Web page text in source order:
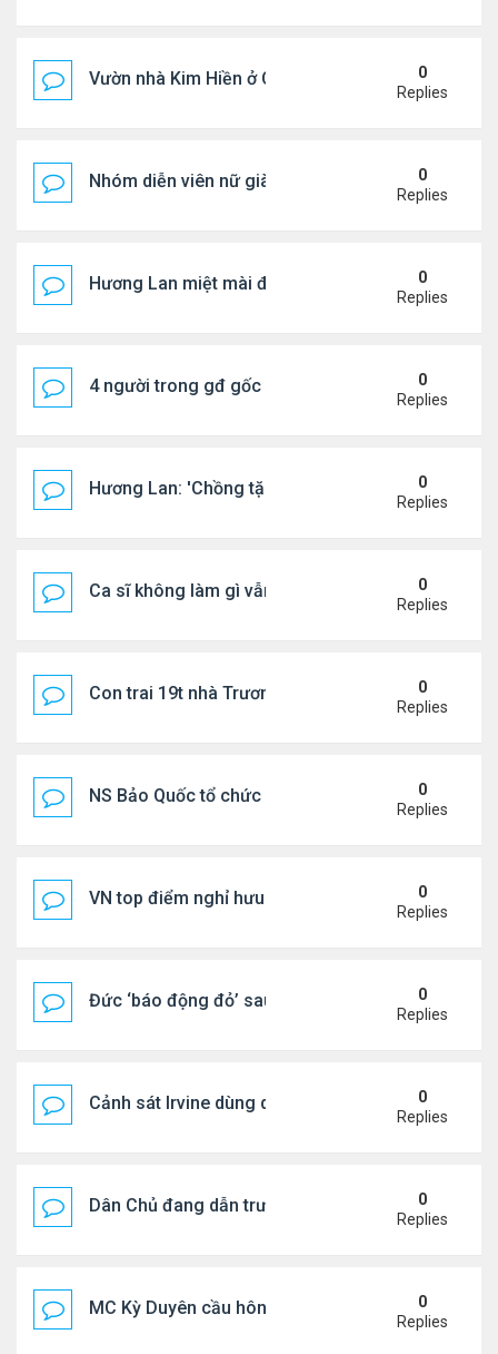
Vườn nhà Kim Hiền ở California
0
Replies
Nhóm diễn viên nữ giàu nhất thế giới
0
Replies
Hương Lan miệt mài đi hát ở tuổi 70
0
Replies
4 người trong gđ gốc Việt thiệt mạng vì tai nạn xe
0
Replies
Hương Lan: 'Chồng tặng tôi khu vườn tình yêu'
0
Replies
Ca sĩ không làm gì vẫn kiếm được 400 triệu đồng/
0
Replies
Con trai 19t nhà Trương Bá Chi - Tạ Đình Phong
0
Replies
NS Bảo Quốc tổ chức sn cho bà xã
0
Replies
VN top điểm nghỉ hưu lý tưởng cho người Mỹ
0
Replies
Đức ‘báo động đỏ’ sau vụ phát hiện UAV mang
0
Replies
Cảnh sát Irvine dùng drone bắt kẻ trộm trong
0
Replies
Dân Chủ đang dẫn trước Cộng Hòa trong các
0
Replies
MC Kỳ Duyên cầu hôn lại chồng cũ
0
Replies